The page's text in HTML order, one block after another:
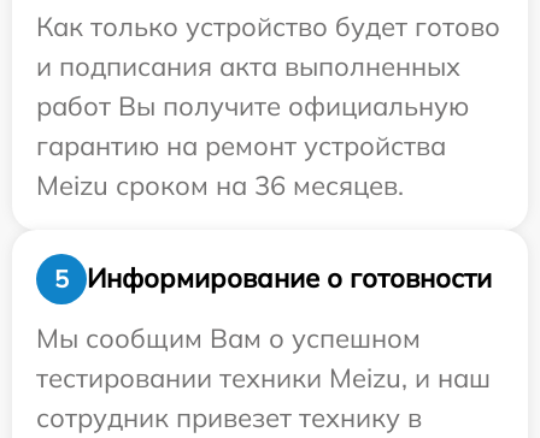
Как только устройство будет готово
и подписания акта выполненных
работ Вы получите официальную
гарантию на ремонт устройства
Meizu сроком на 36 месяцев.
5
Информирование о готовности
Мы сообщим Вам о успешном
тестировании техники Meizu, и наш
сотрудник привезет технику в